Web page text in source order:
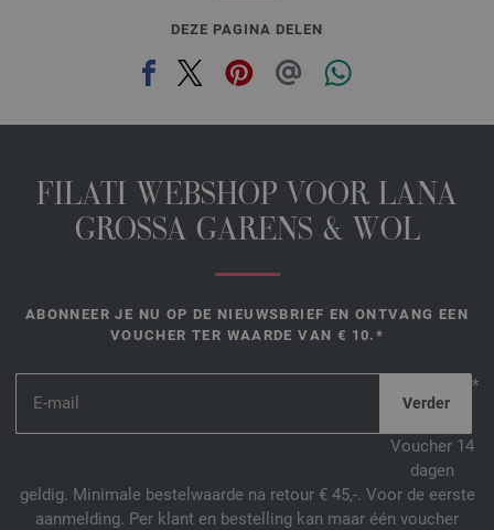
DEZE PAGINA DELEN
FILATI WEBSHOP VOOR LANA
GROSSA GARENS & WOL
ABONNEER JE NU OP DE NIEUWSBRIEF EN ONTVANG EEN
VOUCHER TER WAARDE VAN € 10.*
*
Voucher 14
dagen
geldig. Minimale bestelwaarde na retour € 45,-. Voor de eerste
aanmelding. Per klant en bestelling kan maar één voucher